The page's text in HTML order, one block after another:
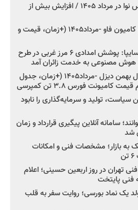
اعلام قیمت جدید پارس نوا در مرداد ۱۴۰۵ / افزایش بیش از
شروع فروش کشنده و کامیون فاو -مرداد۱۴۰۵ (+زمان، قیمت و
مدیرعامل امدادخودروسایپا: پوشش امدادی ۶ مرز غربی در طرح
شروع فروش ۸ محصول بهمن دیزل -مرداد۱۴۰۵ (+زمان، جدول
فورس ۳.۸ تن کمپرسی
تولید و سرمایه‌گذاری را نابود
سامانه آنلاین پیگیری قرارداد و زمان
شد
بازار؛ مشخصات فنی و امکانات
فنی تهران در روز اربعین حسینی؛ اعلام
فنی پایتخت
یک نماد بورسی؛ روایت سفر به قلب